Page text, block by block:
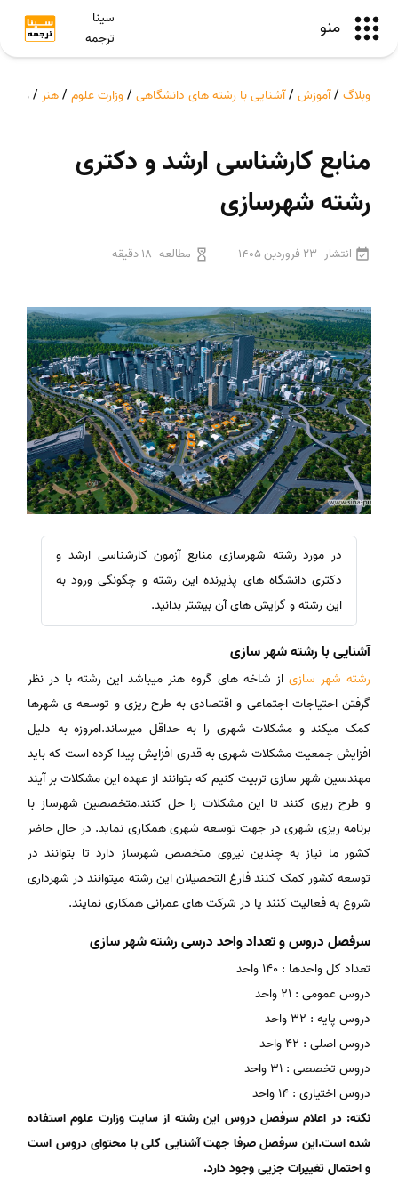
منو
سینا
ترجمه
وبلاگ /آموزش /آشنایی با رشته های دانشگاهی /وزارت علوم /هنر /
منابع کارشناسی ارشد و دکتری
رشته شهرسازی
انتشار 23 فروردین 1405 مطالعه 18 دقیقه
در مورد رشته شهرسازی منابع آزمون کارشناسی ارشد و
دکتری دانشگاه های پذیرنده این رشته و چگونگی ورود به
این رشته و گرایش های آن بیشتر بدانید.
آشنایی با رشته شهر سازی
رشته شهر سازی از شاخه های گروه هنر میباشد این رشته با در نظر
گرفتن احتیاجات اجتماعی و اقتصادی به طرح ریزی و توسعه ی شهرها
کمک میکند و مشکلات شهری را به حداقل میرساند.امروزه به دلیل
افزایش جمعیت مشکلات شهری به قدری افزایش پیدا کرده است که باید
مهندسین شهر سازی تربیت کنیم که بتوانند از عهده این مشکلات بر آیند
و طرح ریزی کنند تا این مشکلات را حل کنند.متخصصین شهرساز با
برنامه ریزی شهری در جهت توسعه شهری همکاری نماید. در حال حاضر
کشور ما نیاز به چندین نیروی متخصص شهرساز دارد تا بتوانند در
توسعه کشور کمک کنند فارغ التحصیلان این رشته میتوانند در شهرداری
شروع به فعالیت کنند یا در شرکت های عمرانی همکاری نمایند.
سرفصل دروس و تعداد واحد درسی رشته شهر سازی
تعداد کل واحدها : 140 واحد
دروس عمومی : 21 واحد
دروس پایه : 32 واحد
دروس اصلی : 42 واحد
دروس تخصصی : 31 واحد
دروس اختیاری : 14 واحد
نکته: در اعلام سرفصل دروس این رشته از سایت وزارت علوم استفاده
شده است.این سرفصل صرفا جهت آشنایی کلی با محتوای دروس است
و احتمال تغییرات جزیی وجود دارد.